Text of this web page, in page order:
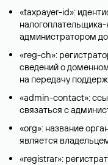
«taxpayer-id»:
администратором
«reg-ch»:
сведений о
на передачу
«admin-contact»:
связаться с
«org»: название
является
«registrar»: